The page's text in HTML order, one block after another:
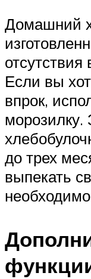
Домашний
отсутствия
Если вы
впрок,
до трех
выпекать